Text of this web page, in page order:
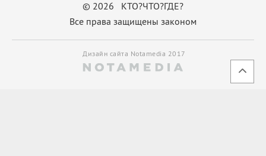
© 2026 КТО?ЧТО?ГДЕ?
Все права защищены законом
Дизайн сайта Notamedia 2017